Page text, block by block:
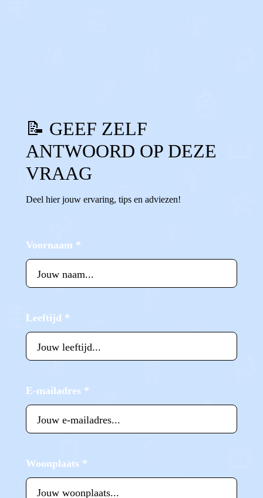
📝 GEEF ZELF
ANTWOORD OP DEZE
VRAAG
Deel hier jouw ervaring, tips en adviezen!
Voornaam *
Leeftijd *
E-mailadres *
Woonplaats *